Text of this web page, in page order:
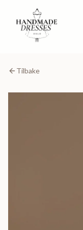
Tilbake